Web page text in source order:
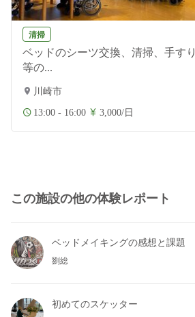
清掃
ベッドのシーツ交換、清掃、手すり
等の...
川崎市
13:00 - 16:00 3,000/日
この施設の他の体験レポート
ベッドメイキングの感想と課題
劉総
初めてのスケッター